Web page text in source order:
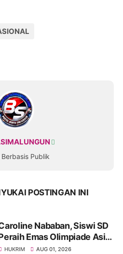
Publik
POSTINGAN INI
Nababan, Siswi SD
Emas Olimpiade Asia
Rumah hingga
HUKRIM AUG 01, 2026